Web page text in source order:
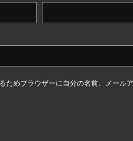
ためブラウザーに自分の名前、メール